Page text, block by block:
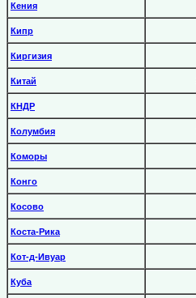
Кения
Кипр
Киргизия
Китай
КНДР
Колумбия
Коморы
Конго
Косово
Коста-Рика
Кот-д-Ивуар
Куба